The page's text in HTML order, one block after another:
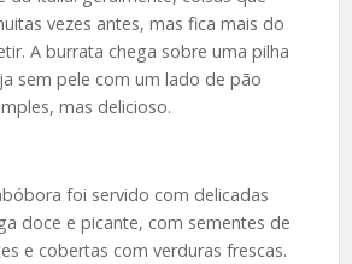
vezes antes, mas fica mais do
A burrata chega sobre uma pilha
sem pele com um lado de pão
mas delicioso.
foi servido com delicadas
doce e picante, com sementes de
e cobertas com verduras frescas.